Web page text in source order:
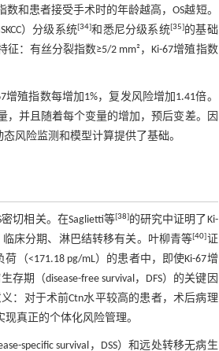
和患者接受手术时的年龄越高，OS越短。
）分级系统[34]和悉尼分级系统[35]的基础
征：有丝分裂指数≥5/2 mm²，Ki-67增殖指数
殖指数每增加1%，复发风险增加1.41倍。
，并且随着每个变量的增加，预后变差。因
风险监测和模型计算提供了基础。
切相关。在Saglietti等[38]的研究中证明了Ki-
床分期、淋巴结转移有关。叶柳青等[40]证
荷（<171.18 pg/mL）的患者中，即使Ki-67增
期（disease-free survival，DFS）的关键因
：对于术前Ctn水平较高的患者，术后病理
真正的个体化风险管理。
specific survival，DSS）和远处转移无病生